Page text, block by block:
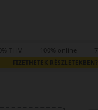
0% THM 100% online
FIZETHETEK RÉSZLETEKBEN?